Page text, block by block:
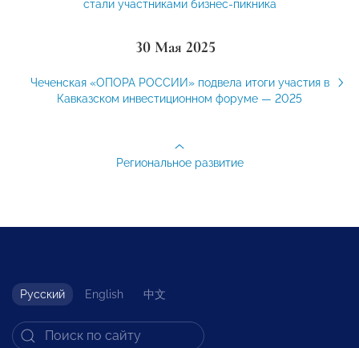
стали участниками бизнес-пикника
30 Мая 2025
Чеченская «ОПОРА РОССИИ» подвела итоги участия в
Кавказском инвестиционном форуме — 2025
Региональное развитие
Русский English 中文